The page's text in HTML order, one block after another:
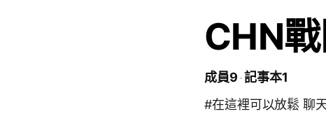
CHN
成員9 記事本1
#在這裡可以放鬆 聊